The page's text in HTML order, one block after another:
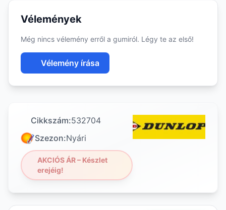
Vélemények
Még nincs vélemény erről a gumiról. Légy te az első!
Vélemény írása
Cikkszám:532704
Szezon:Nyári
AKCIÓS ÁR – Készlet
erejéig!